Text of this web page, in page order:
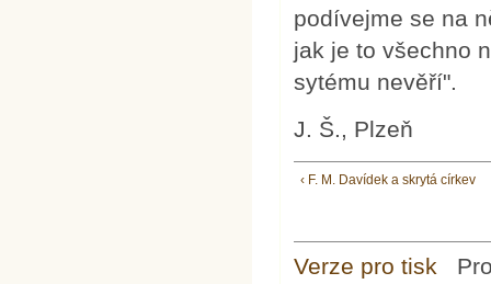
podívejme se na
jak je to všechno
sytému nevěří".
J. Š., Plzeň
‹ F. M. Davídek a skrytá církev
Verze pro tisk